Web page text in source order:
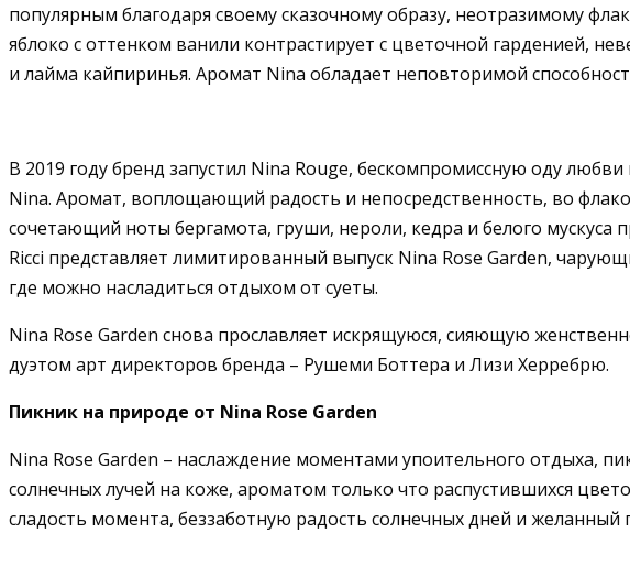
популярным благодаря своему сказочному образу, неотразимому
яблоко с оттенком ванили контрастирует с цветочной гарденией,
и лайма кайпиринья. Аромат Nina обладает неповторимой
В 2019 году бренд запустил Nina Rouge, бескомпромиссную оду
Nina. Аромат, воплощающий радость и непосредственность, во
сочетающий ноты бергамота, груши, нероли, кедра и белого
Ricci представляет лимитированный выпуск Nina Rose Garden,
где можно насладиться отдыхом от суеты.
Nina Rose Garden снова прославляет искрящуюся, сияющую
дуэтом арт директоров бренда – Рушеми Боттера и Лизи Херребрю.
Пикник на природе от Nina Rose Garden
Nina Rose Garden – наслаждение моментами упоительного
солнечных лучей на коже, ароматом только что распустившихся
сладость момента, беззаботную радость солнечных дней и желанный